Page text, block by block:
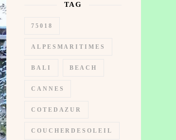
TAG
75018
ALPESMARITIMES
BALI BEACH
CANNES
COTEDAZUR
COUCHERDESOLEIL